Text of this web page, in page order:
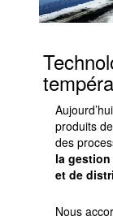
produits
des
la
et de
Nous